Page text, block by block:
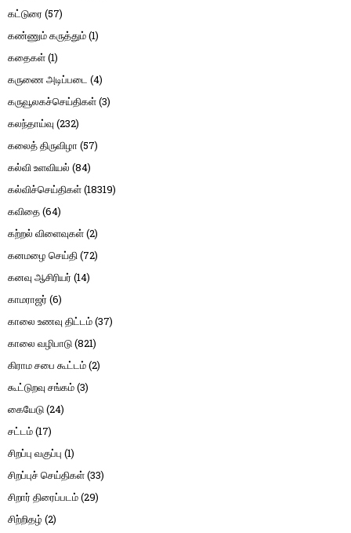
கட்டுரை (57)
கண்ணும் கருத்தும்(1)
கதைகள்(1)
கருணை அடிப்படை (4)
கருவூலகச்செய்திகள்(3)
கலந்தாய்வு (232)
கலைத் திருவிழா (57)
கல்வி உளவியல் (84)
கல்விச்செய்திகள்(18319)
கவிதை(64)
கற்றல் விளைவுகள்(2)
கனமழை செய்தி(72)
கனவு ஆசிரியர் (14)
காமராஜர் (6)
காலை உணவு திட்டம்(37)
காலை வழிபாடு(821)
கிராம சபை கூட்டம்(2)
கூட்டுறவு சங்கம்(3)
கையேடு(24)
சட்டம்(17)
சிறப்பு வகுப்பு (1)
சிறப்புச் செய்திகள்(33)
சிறார் திரைப்படம்(29)
சிற்றிதழ் (2)